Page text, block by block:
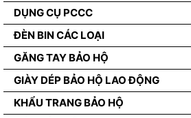
DỤNG CỤ PCCC
ĐÈN BIN CÁC LOẠI
GĂNG TAY BẢO HỘ
GIÀY DÉP BẢO HỘ LAO ĐỘNG
KHẨU TRANG BẢO HỘ